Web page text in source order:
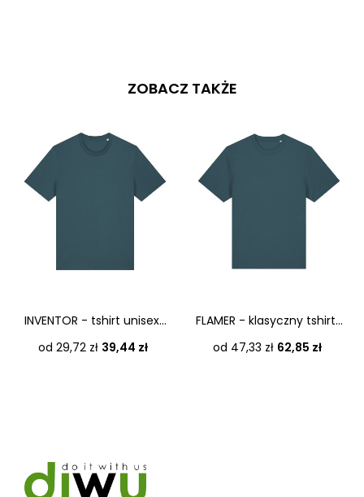
ZOBACZ TAKŻE
INVENTOR - tshirt unisex...
od 29,72 zł Cena
39,44 zł
FLAMER - klasyczny tshirt...
od 47,33 zł Cena
62,85 zł